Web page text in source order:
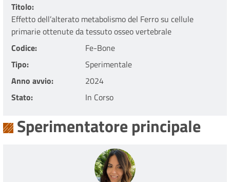
Titolo
Effetto dell’alterato metabolismo del Ferro su cellule
primarie ottenute da tessuto osseo vertebrale
Codice
Fe-Bone
Tipo
Sperimentale
Anno avvio
2024
Stato
In Corso
Sperimentatore principale